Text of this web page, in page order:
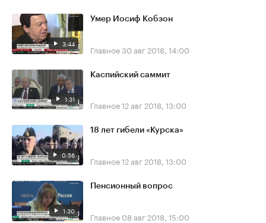
3:44
Умер Иосиф Кобзон
Главное30 авг 2018, 14:00
1:31
Каспийский саммит
Главное12 авг 2018, 13:00
0:56
18 лет гибели «Курска»
Главное12 авг 2018, 13:00
1:30
Пенсионный вопрос
Главное 08 авг 2018, 15:00